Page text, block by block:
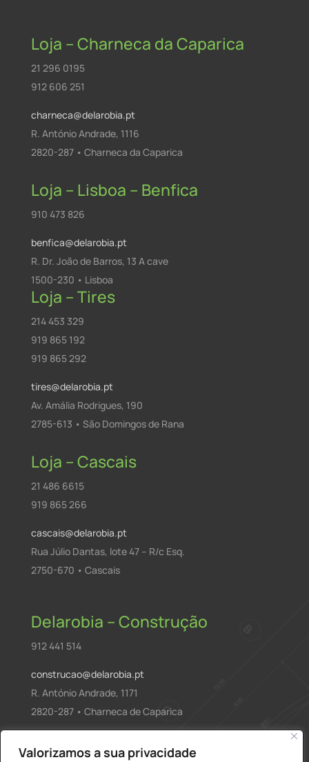
Valorizamos a sua privacidade
Loja – Charneca da Caparica
21 296 0195
912 606 251
charneca@delarobia.pt
R. António Andrade, 1116
2820-287 • Charneca da Caparica
Loja – Lisboa – Benfica
910 473 826
benfica@delarobia.pt
R. Dr. João de Barros, 13 A cave
1500-230 • Lisboa
Loja – Tires
214 453 329
919 865 192
919 865 292
tires@delarobia.pt
Av. Amália Rodrigues, 190
2785-613 • São Domingos de Rana
Loja – Cascais
21 486 6615
919 865 266
cascais@delarobia.pt
Rua Júlio Dantas, lote 47 – R/c Esq.
2750-670 • Cascais
Delarobia – Construção
912 441 514
construcao@delarobia.pt
R. António Andrade, 1171
2820-287 • Charneca de Caparica
Products
search